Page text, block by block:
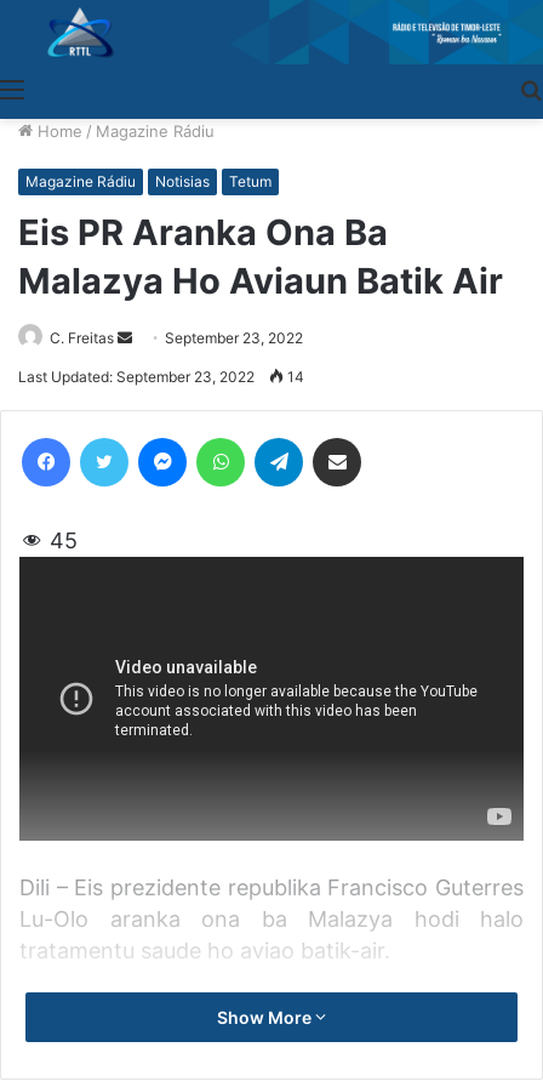
Home / Magazine Rádiu
Magazine Rádiu Notisias Tetum
Eis PR Aranka Ona Ba
Malazya Ho Aviaun Batik Air
C. Freitas
SendSeptember 23, 2022
Last Updated: September 23, 2022 14
45
Dili – Eis prezidente republika Francisco Guterres
Lu-Olo aranka ona ba Malazya hodi halo
tratamentu saude ho aviao batik-air.
Diretor nasional interino apoiu servisu óspitalar
ministeriu saude Victor Soares Martins ba RTTL
hateten, eis prezidente republika Francisco
Show More